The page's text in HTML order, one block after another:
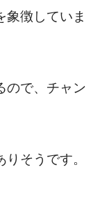
象徴していま
ので、チャン
そうです。